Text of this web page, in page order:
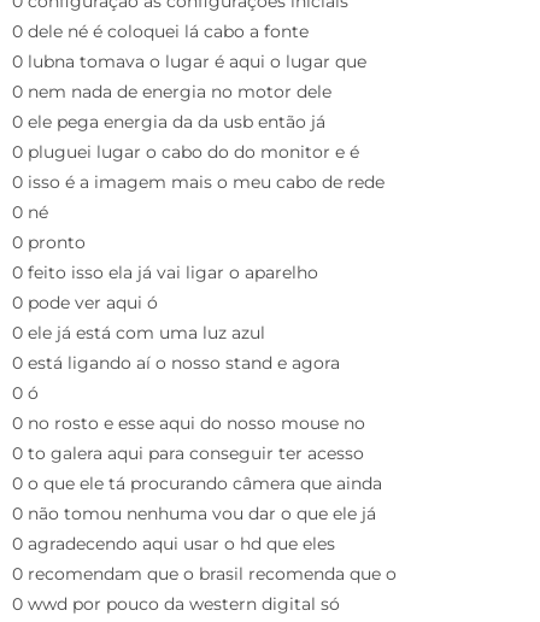
0 dele né é coloquei lá cabo a fonte
0 lubna tomava o lugar é aqui o lugar que
0 nem nada de energia no motor dele
0 ele pega energia da da usb então já
0 pluguei lugar o cabo do do monitor e é
0 isso é a imagem mais o meu cabo de rede
0 né
0 pronto
0 feito isso ela já vai ligar o aparelho
0 pode ver aqui ó
0 ele já está com uma luz azul
0 está ligando aí o nosso stand e agora
0 ó
0 no rosto e esse aqui do nosso mouse no
0 to galera aqui para conseguir ter acesso
0 o que ele tá procurando câmera que ainda
0 não tomou nenhuma vou dar o que ele já
0 agradecendo aqui usar o hd que eles
0 recomendam que o brasil recomenda que o
0 wwd por pouco da western digital só